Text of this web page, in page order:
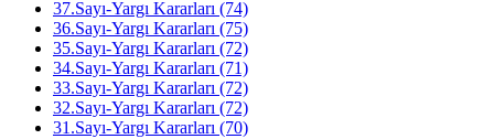
37.Sayı-Yargı Kararları (74)
36.Sayı-Yargı Kararları (75)
35.Sayı-Yargı Kararları (72)
34.Sayı-Yargı Kararları (71)
33.Sayı-Yargı Kararları (72)
32.Sayı-Yargı Kararları (72)
31.Sayı-Yargı Kararları (70)